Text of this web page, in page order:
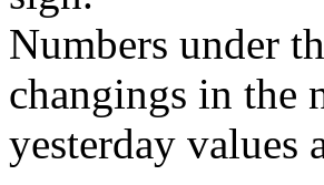
Numbers under
changings in the
yesterday values